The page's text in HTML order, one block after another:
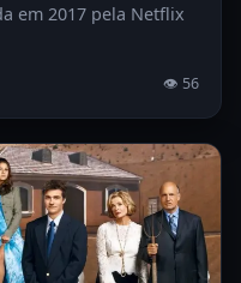
em 2017 pela Netflix
👁 56